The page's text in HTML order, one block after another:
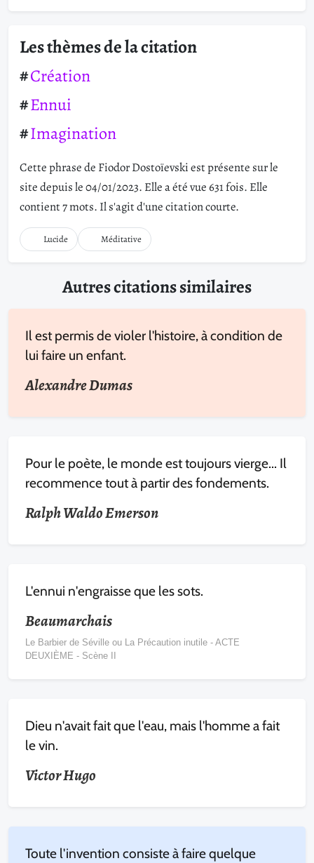
Les thèmes de la citation
Création
Ennui
Imagination
Cette phrase de Fiodor Dostoïevski est présente sur le
site depuis le 04/01/2023. Elle a été vue 631 fois. Elle
contient 7 mots. Il s'agit d'une citation courte.
Lucide Méditative
Autres citations similaires
Il est permis de violer l'histoire, à condition de
lui faire un enfant.
Alexandre Dumas
Pour le poète, le monde est toujours vierge... Il
recommence tout à partir des fondements.
Ralph Waldo Emerson
L'ennui n'engraisse que les sots.
Beaumarchais
Le Barbier de Séville ou La Précaution inutile - ACTE
DEUXIÈME - Scène II
Dieu n'avait fait que l'eau, mais l'homme a fait
le vin.
Victor Hugo
Toute l'invention consiste à faire quelque